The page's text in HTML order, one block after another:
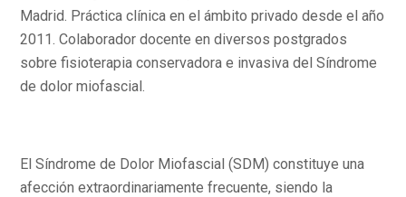
Madrid. Práctica clínica en el ámbito privado desde el año
2011. Colaborador docente en diversos postgrados
sobre fisioterapia conservadora e invasiva del Síndrome
de dolor miofascial.
El Síndrome de Dolor Miofascial (SDM) constituye una
afección extraordinariamente frecuente, siendo la